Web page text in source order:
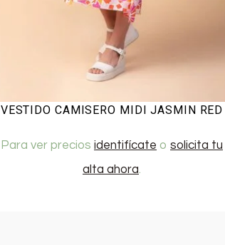
VESTIDO CAMISERO MIDI JASMIN RED
Para ver precios identifícate o solicita tu
alta ahora.